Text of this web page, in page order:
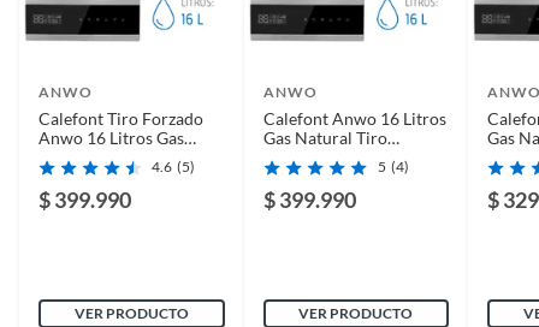
Garantía 1 año
Alto 30
Aislación No
Sistema de seguridad
ANWO
Calefont Tiro Forzado
Anwo 16 Litros Gas
Licuado Modulante
4.6 (5)
$ 399.990
VER PRODUCTO
ANWO
Calefont Anwo 16 Litros
Gas Natural Tiro
Forzado Modulante
5 (4)
$ 399.990
VER PRODUCTO
Gas
$